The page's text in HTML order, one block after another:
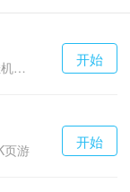
开始
戏
开始
页游